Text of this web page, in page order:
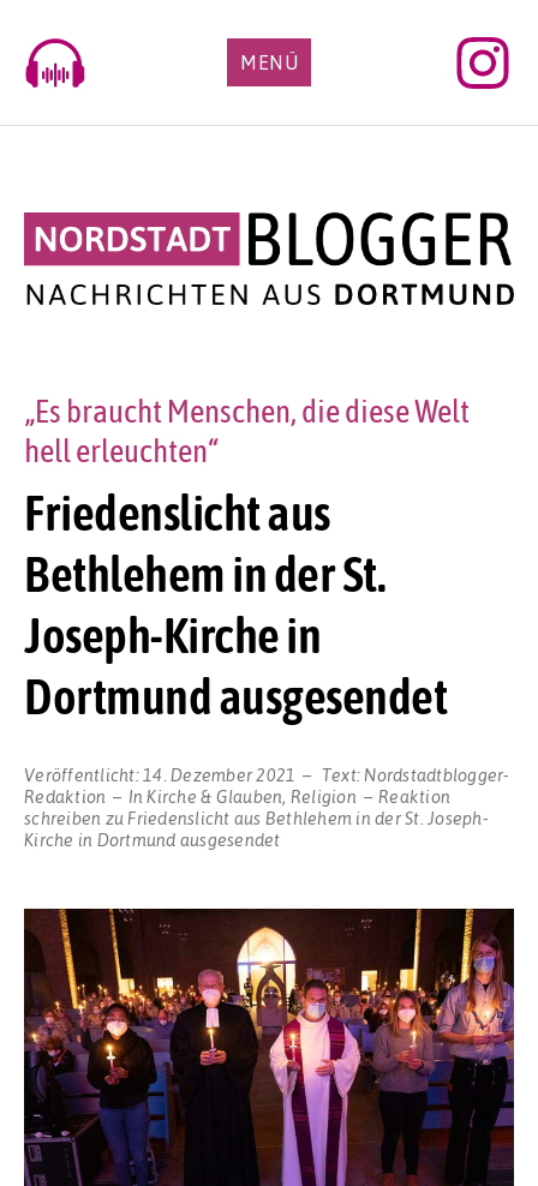
content
MENÜ
Friedenslicht aus
Bethlehem in der St.
Joseph-Kirche in
Dortmund ausgesendet
„Es braucht Menschen, die diese Welt
hell erleuchten“
Veröffentlicht: 14. Dezember 2021 Text: Nordstadtblogger-
Redaktion
InKirche & Glauben, Religion
Reaktion
schreiben zu Friedenslicht aus Bethlehem in der St. Joseph-
Kirche in Dortmund ausgesendet